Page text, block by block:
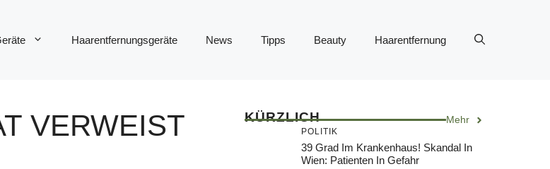
Haarentfernungsgeräte News Tipps Beauty Haarentfernung
VERWEIST
KÜRZLICH Mehr
POLITIK
39 Grad Im Krankenhaus! Skandal In
Wien: Patienten In Gefahr